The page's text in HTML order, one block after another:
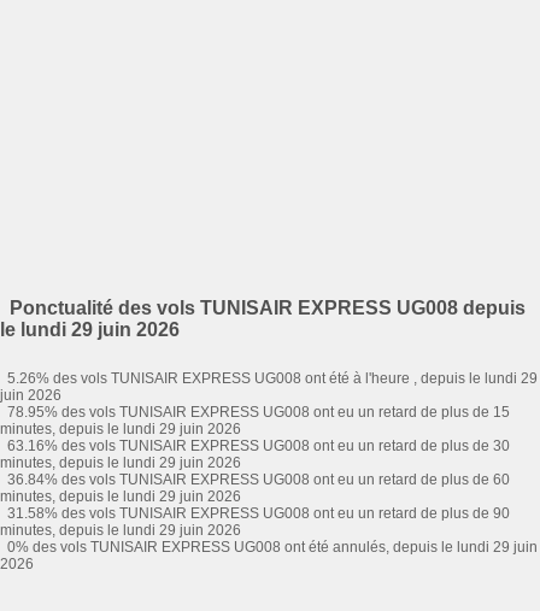
Ponctualité des vols TUNISAIR EXPRESS UG008 depuis
le lundi 29 juin 2026
5.26% des vols TUNISAIR EXPRESS UG008 ont été à l'heure , depuis le lundi 29
juin 2026
78.95% des vols TUNISAIR EXPRESS UG008 ont eu un retard de plus de 15
minutes, depuis le lundi 29 juin 2026
63.16% des vols TUNISAIR EXPRESS UG008 ont eu un retard de plus de 30
minutes, depuis le lundi 29 juin 2026
36.84% des vols TUNISAIR EXPRESS UG008 ont eu un retard de plus de 60
minutes, depuis le lundi 29 juin 2026
31.58% des vols TUNISAIR EXPRESS UG008 ont eu un retard de plus de 90
minutes, depuis le lundi 29 juin 2026
0% des vols TUNISAIR EXPRESS UG008 ont été annulés, depuis le lundi 29 juin
2026